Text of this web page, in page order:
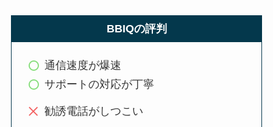
BBIQの評判
通信速度が爆速
サポートの対応が丁寧
勧誘電話がしつこい